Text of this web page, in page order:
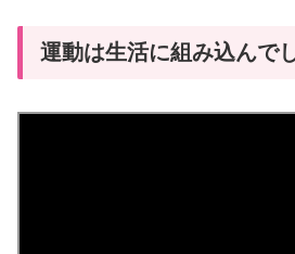
運動は生活に組み込んで